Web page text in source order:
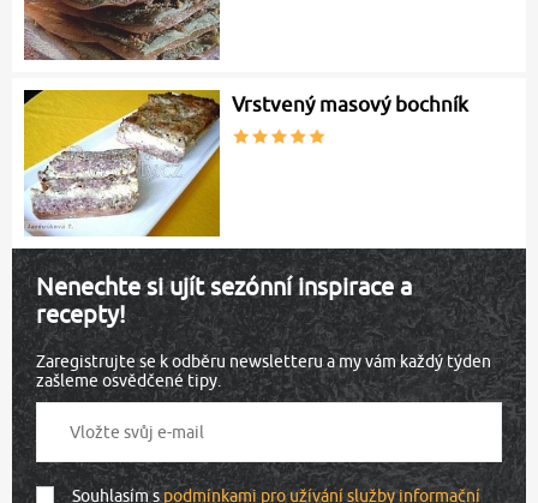
Vrstvený masový bochník
Nenechte si ujít sezónní inspirace a
recepty!
Zaregistrujte se k odběru newsletteru a my vám každý týden
zašleme osvědčené tipy.
Souhlasím spodmínkami pro užívání služby informační